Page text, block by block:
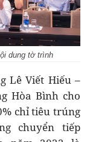
dung tờ trình
Lê Viết Hiếu –
Hòa Bình cho
chỉ tiêu trúng
chuyển tiếp